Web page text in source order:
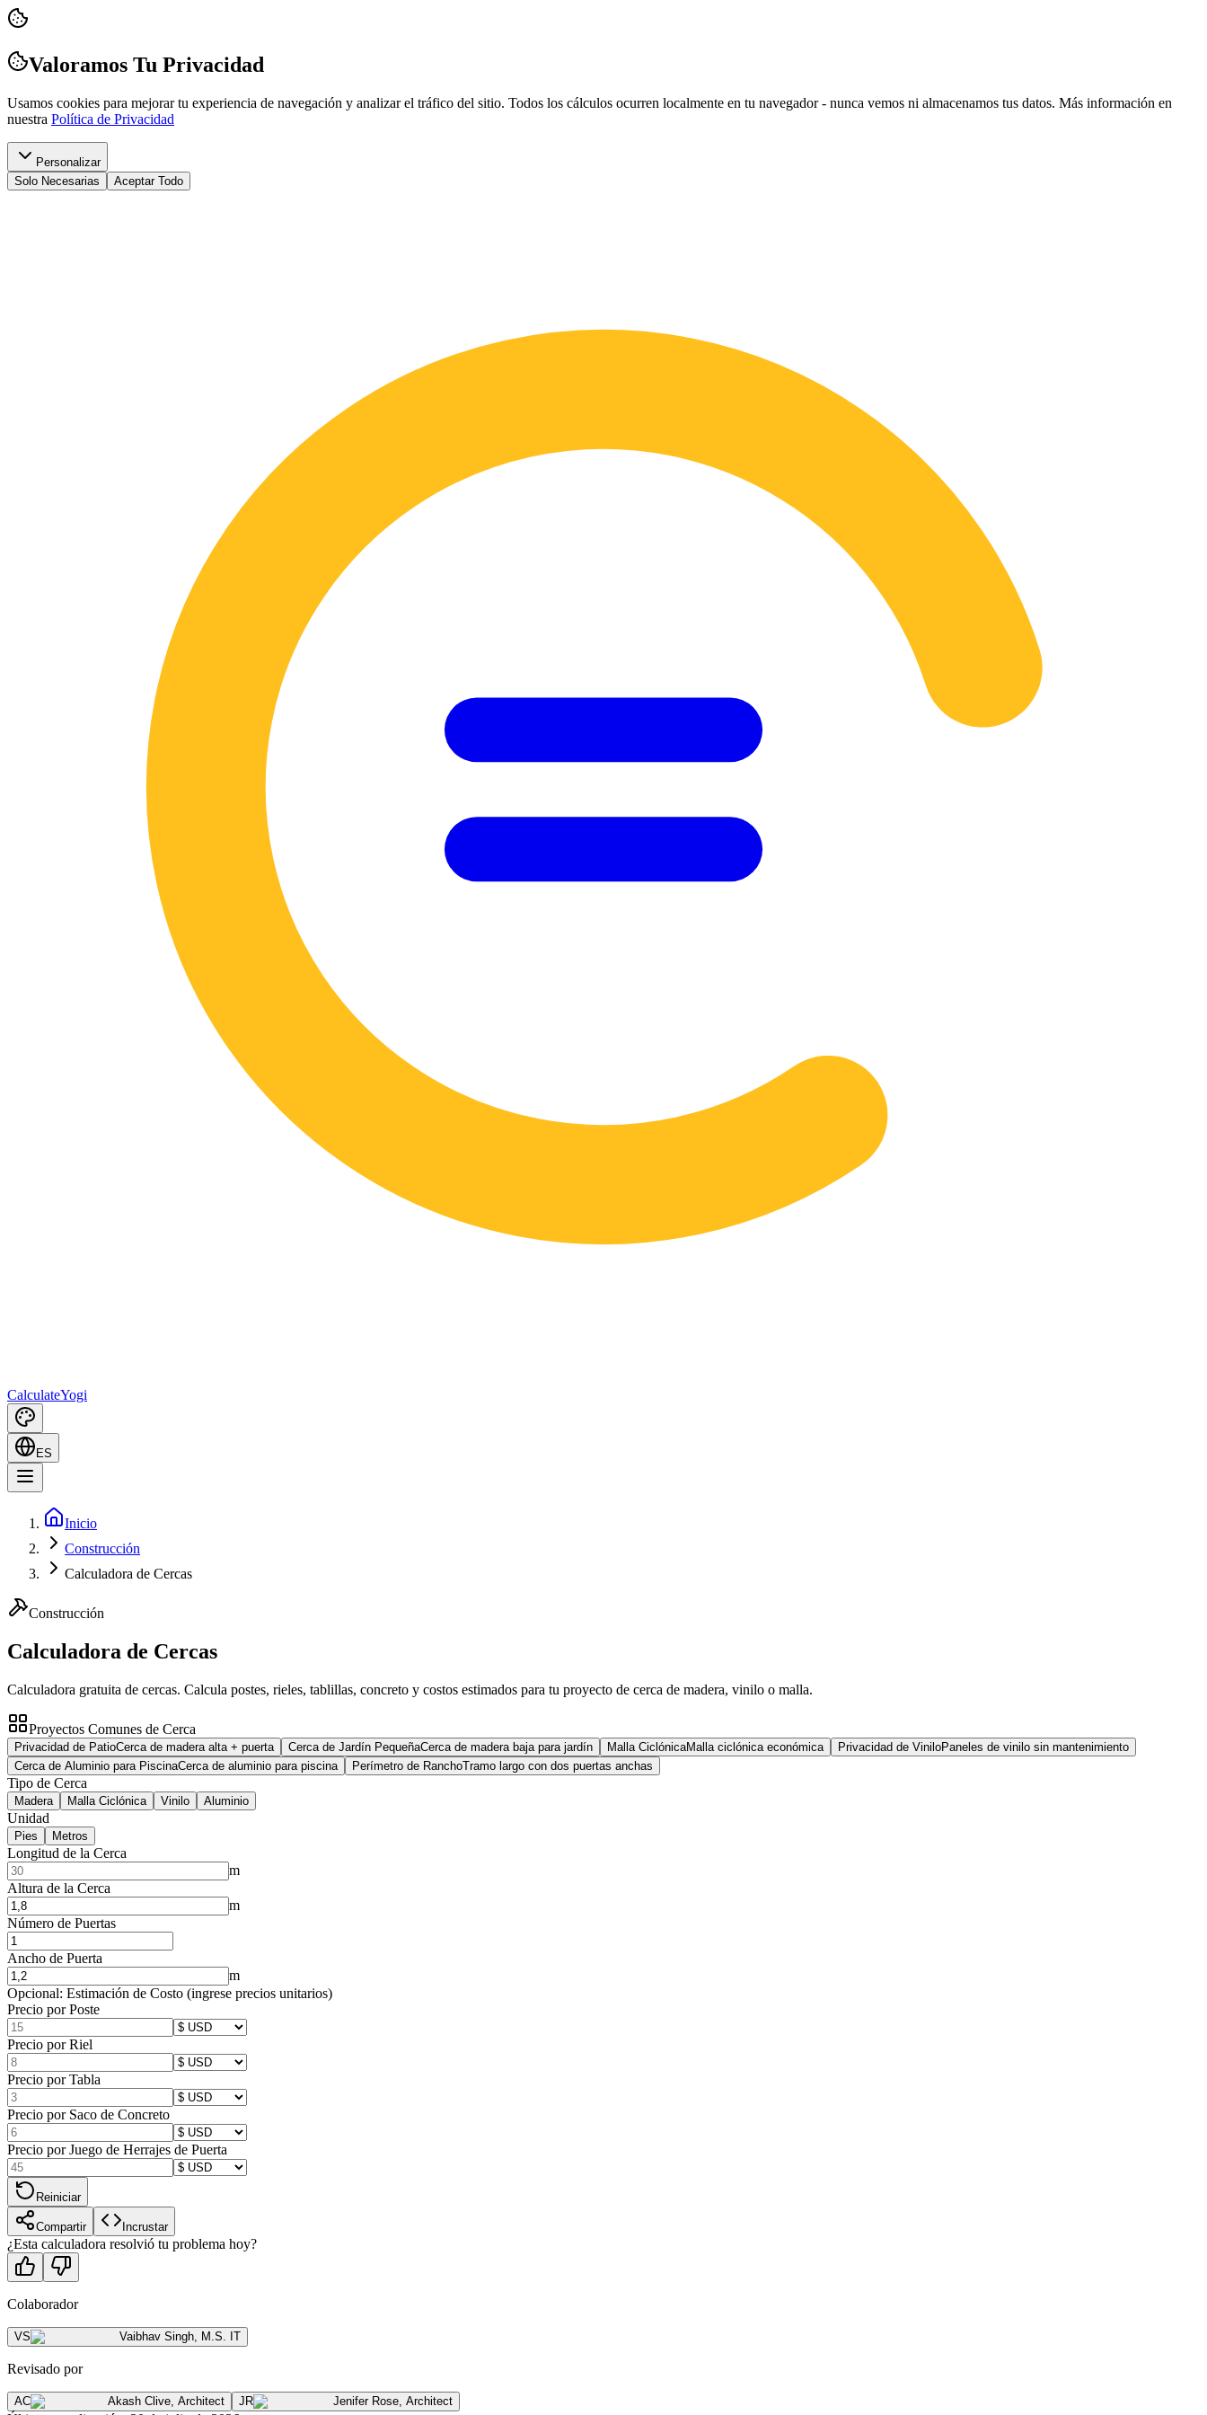
Valoramos Tu Privacidad
Usamos cookies para mejorar tu experiencia de navegación y analizar el tráfico del sitio. Todos los cálculos ocurren localmente en tu navegador - nunca vemos ni almacenamos tus datos. Más información en
nuestra Política de Privacidad
Personalizar
Solo Necesarias
Aceptar Todo
CalculateYogi
ES
Inicio
Construcción
Calculadora de Cercas
Construcción
Calculadora de Cercas
Calculadora gratuita de cercas. Calcula postes, rieles, tablillas, concreto y costos estimados para tu proyecto de cerca de madera, vinilo o malla.
Proyectos Comunes de Cerca
Privacidad de PatioCerca de madera alta + puerta Cerca de Jardín PequeñaCerca de madera baja para jardín Malla CiclónicaMalla ciclónica económica Privacidad de ViniloPaneles de vinilo sin mantenimiento
Cerca de Aluminio para PiscinaCerca de aluminio para piscina Perímetro de RanchoTramo largo con dos puertas anchas
Tipo de Cerca
Madera Malla Ciclónica Vinilo Aluminio
Unidad
Pies Metros
Longitud de la Cerca
m
Altura de la Cerca
m
Número de Puertas
Ancho de Puerta
m
Opcional: Estimación de Costo (ingrese precios unitarios)
Precio por Poste
Precio por Riel
Precio por Tabla
Precio por Saco de Concreto
Precio por Juego de Herrajes de Puerta
Reiniciar
Compartir Incrustar
¿Esta calculadora resolvió tu problema hoy?
Colaborador
VS Vaibhav Singh M.S. IT
Revisado por
AC Akash Clive Architect JR Jenifer Rose Architect